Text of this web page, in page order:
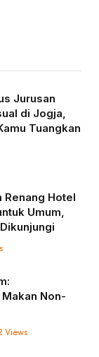
Jurusan
di Jogja,
Tuangkan
Renang Hotel
Umum,
Non-
Views